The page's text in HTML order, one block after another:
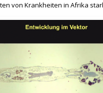
von Krankheiten in Afrika